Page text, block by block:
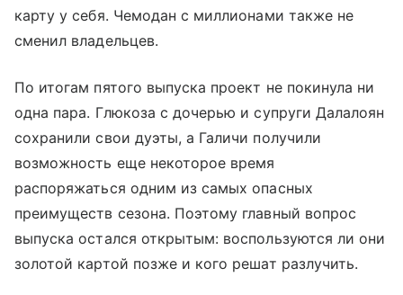
карту у себя. Чемодан с миллионами также не
сменил владельцев.
По итогам пятого выпуска проект не покинула ни
одна пара. Глюкоза с дочерью и супруги Далалоян
сохранили свои дуэты, а Галичи получили
возможность еще некоторое время
распоряжаться одним из самых опасных
преимуществ сезона. Поэтому главный вопрос
выпуска остался открытым: воспользуются ли они
золотой картой позже и кого решат разлучить.